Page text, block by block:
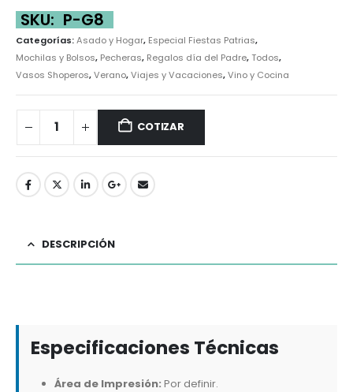
SKU: P-G8
Categorías:Asado y Hogar, Especial Fiestas Patrias,
Mochilas y Bolsos, Pecheras, Regalos día del Padre,Todos,
Vasos Shoperos,Verano,Viajes y Vacaciones,Vino y Cocina
COTIZAR
DESCRIPCIÓN
Especificaciones Técnicas
Área de Impresión: Por definir.